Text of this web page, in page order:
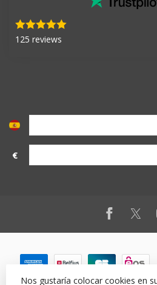
125 reviews
€
Nos gustaría colocar cookies en